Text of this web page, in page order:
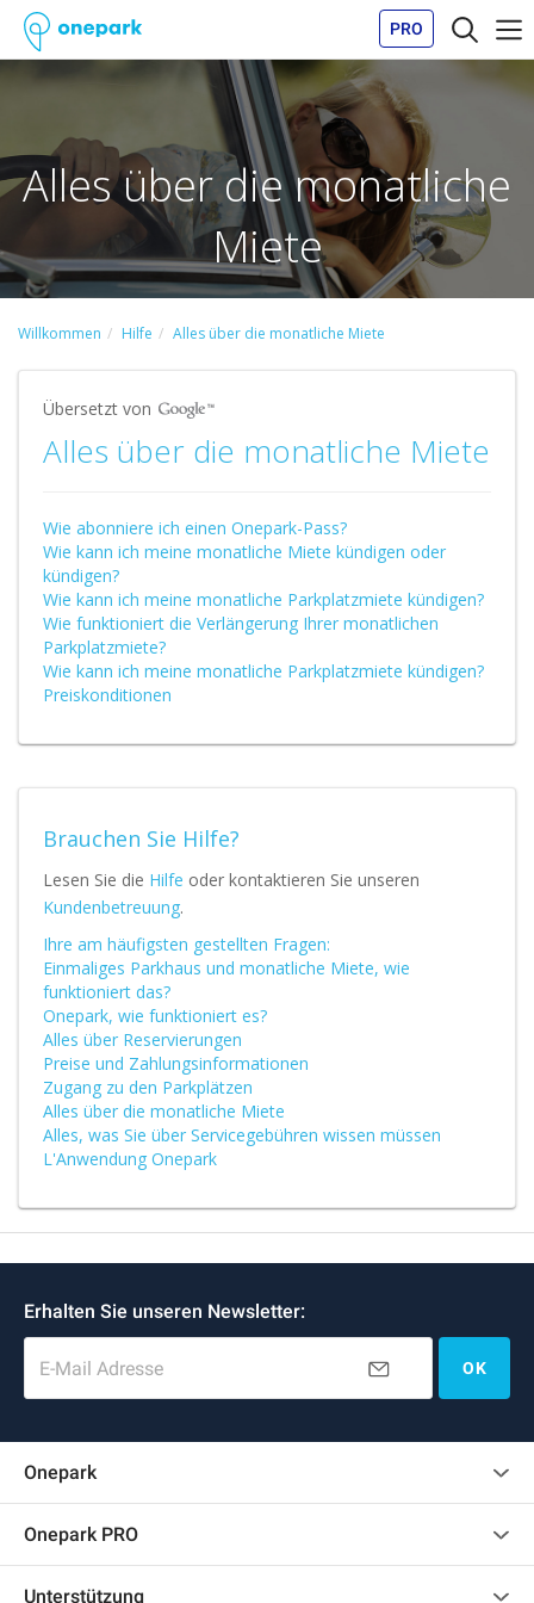
PRO
Alles über die monatliche
Miete
Willkommen Hilfe Alles über die monatliche Miete
Übersetzt von
Alles über die monatliche Miete
Wie abonniere ich einen Onepark-Pass?
Wie kann ich meine monatliche Miete kündigen oder
kündigen?
Wie kann ich meine monatliche Parkplatzmiete kündigen?
Wie funktioniert die Verlängerung Ihrer monatlichen
Parkplatzmiete?
Wie kann ich meine monatliche Parkplatzmiete kündigen?
Preiskonditionen
Brauchen Sie Hilfe?
Lesen Sie die Hilfe oder kontaktieren Sie unseren
Kundenbetreuung.
Ihre am häufigsten gestellten Fragen:
Einmaliges Parkhaus und monatliche Miete, wie
funktioniert das?
Onepark, wie funktioniert es?
Alles über Reservierungen
Preise und Zahlungsinformationen
Zugang zu den Parkplätzen
Alles über die monatliche Miete
Alles, was Sie über Servicegebühren wissen müssen
L'Anwendung Onepark
Erhalten Sie unseren Newsletter:
E-Mail Adresse OK
Onepark
Onepark PRO
Unterstützung